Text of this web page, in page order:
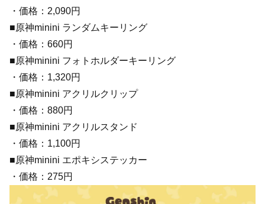
・価格：2,090円
■原神minini ランダムキーリング
・価格：660円
■原神minini フォトホルダーキーリング
・価格：1,320円
■原神minini アクリルクリップ
・価格：880円
■原神minini アクリルスタンド
・価格：1,100円
■原神minini エポキシステッカー
・価格：275円